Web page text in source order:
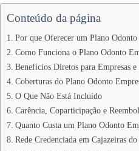
Conteúdo da página
Por que Oferecer um Plano
Como Funciona o Plano Odonto
Benefícios Diretos para Empresas e
Coberturas do Plano Odonto
O Que Não Está Incluído
Carência, Coparticipação e
Quanto Custa um Plano Odonto
Rede Credenciada em Cajazeiras